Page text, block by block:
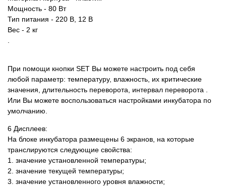
Мощность - 80 Вт
Тип питания - 220 В, 12 В
Вес - 2 кг
При помощи кнопки SET Вы можете настроить под себя
любой параметр: температуру, влажность, их критические
значения, длительность переворота, интервал переворота
Или Вы можете воспользоваться настройками инкубатора по
умолчанию.
6 Дисплеев:
На блоке инкубатора размещены 6 экранов, на которые
транслируются следующие свойства:
1. значение установленной температуры;
2. значение текущей температуры;
3. значение установленного уровня влажности;
Популярные зоотовары